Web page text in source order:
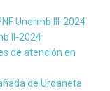
Unermb III-2024
II-2024
de atención en
de Urdaneta